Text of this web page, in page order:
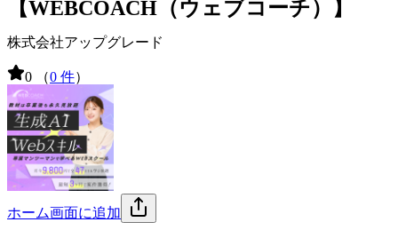
【WEBCOACH（ウェブコーチ）】
株式会社アップグレード
0 （0 件）
ホーム画面に追加